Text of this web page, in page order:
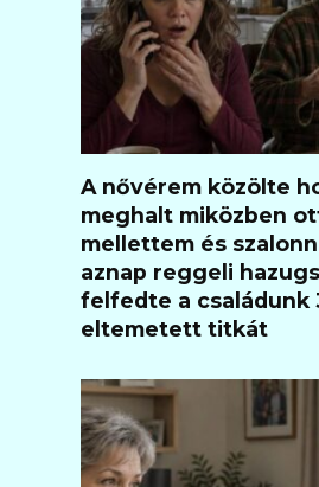
A nővérem közölte
meghalt miközben
mellettem és
aznap reggeli
felfedte a családunk
eltemetett titkát